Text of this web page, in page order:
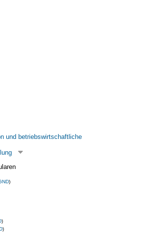
und betriebswirtschaftliche
)
)
)